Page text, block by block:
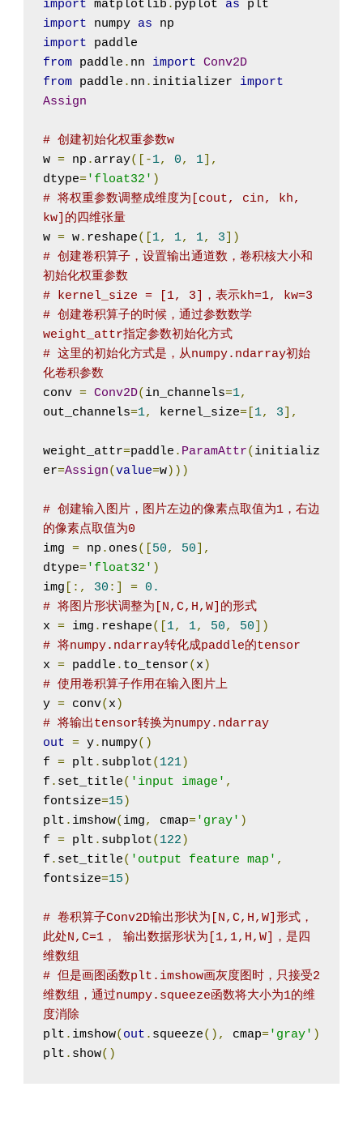
import matplotlib . pyplot as
import numpy as
import
from paddle . nn import Conv2D
from paddle . nn . initializer import
Assign
# 创建初始化权重参数w
w = np . array([-1, 0, 1 ],
dtype='float32' )
# 将权重参数调整成维度为[cout, cin, kh,
kw]的四维张量
w = w. reshape([ 1, 1, 1, 3 ])
# 创建卷积算子，设置输出通道数，卷积核大小和
初始化权重参数
# kernel_size = [1, 3]，表示kh=1, kw=3
# 创建卷积算子的时候，通过参数数学
weight_attr指定参数初始化方式
# 这里的初始化方式是，从numpy.ndarray初始
化卷积参数
conv = Conv2D( in_channels=1,
out_channels=1, kernel_size=[ 1, 3 ],
weight_attr=paddle . ParamAttr( initializ
er=Assign(value=w)))
# 创建输入图片，图片左边的像素点取值为1，右边
的像素点取值为0
img = np . ones([ 50, 50 ],
dtype='float32' )
img [:, 30 :] = 0.
# 将图片形状调整为[N,C,H,W]的形式
x = img . reshape([ 1, 1, 50, 50 ])
# 将numpy.ndarray转化成paddle的tensor
x = paddle . to_tensor( x )
# 使用卷积算子作用在输入图片上
y = conv( x )
# 将输出tensor转换为numpy.ndarray
out = y. numpy()
f = plt . subplot( 121)
f . set_title( 'input image' ,
fontsize=15 )
plt . imshow( img, cmap='gray' )
f = plt . subplot( 122 )
f . set_title( 'output feature map' ,
fontsize=15 )
# 卷积算子Conv2D输出形状为[N,C,H,W]形式，
此处N,C=1， 输出数据形状为[1,1,H,W]，是四
维数组
# 但是画图函数plt.imshow画灰度图时，只接受2
维数组，通过numpy.squeeze函数将大小为1的维
度消除
plt . imshow( out . squeeze(), cmap='gray' )
plt . show()